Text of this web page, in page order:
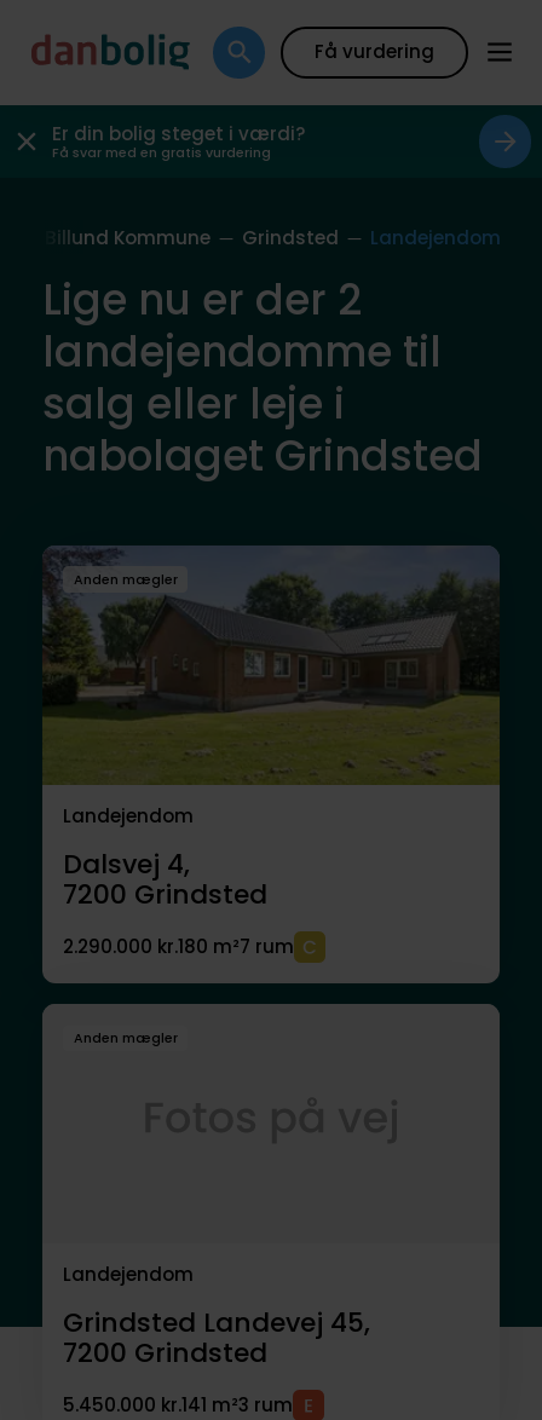
Få vurdering
Er din bolig steget i værdi?
Få svar med en gratis vurdering
Billund Kommune Grindsted Landejendom
Lige nu er der 2
landejendomme til
salg eller leje i
nabolaget Grindsted
Anden mægler
Landejendom
Dalsvej 4,
7200 Grindsted
2.290.000 kr.180 m²7 rum
Anden mægler
Landejendom
Grindsted Landevej 45,
7200 Grindsted
5.450.000 kr.141 m²3 rum